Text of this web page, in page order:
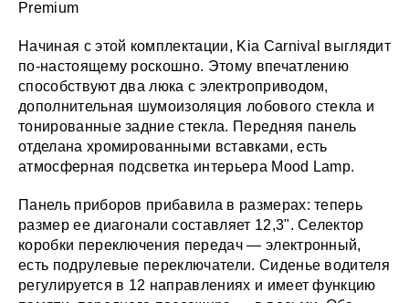
Premium
Начиная с этой комплектации, Kia Carnival выглядит
по-настоящему роскошно. Этому впечатлению
способствуют два люка с электроприводом,
дополнительная шумоизоляция лобового стекла и
тонированные задние стекла. Передняя панель
отделана хромированными вставками, есть
атмосферная подсветка интерьера Mood Lamp.
Панель приборов прибавила в размерах: теперь
размер ее диагонали составляет 12,3". Селектор
коробки переключения передач — электронный,
есть подрулевые переключатели. Сиденье водителя
регулируется в 12 направлениях и имеет функцию